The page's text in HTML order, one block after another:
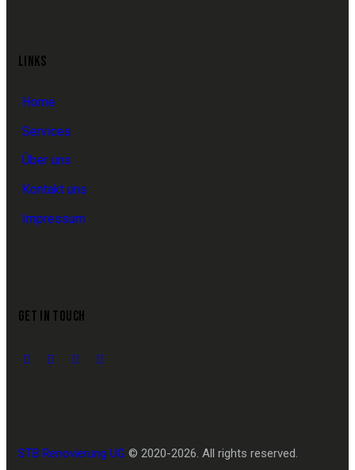
LINKS
Home
Services
Über uns
Kontakt uns
Impressum
GET IN TOUCH
STB Renovierung UG © 2020-2026. All rights reserved.